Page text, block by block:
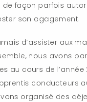
de façon parfois
son agagement.
d’assister aux
nous avons
au cours de l’année
conducteurs
organisé des